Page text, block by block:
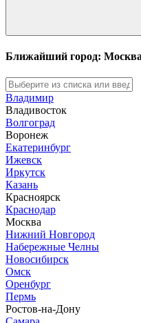
Ближайший город: Москва
Владимир
Владивосток
Волгоград
Воронеж
Екатеринбург
Ижевск
Иркутск
Казань
Красноярск
Краснодар
Москва
Нижний Новгород
Набережные Челны
Новосибирск
Омск
Оренбург
Пермь
Ростов-на-Дону